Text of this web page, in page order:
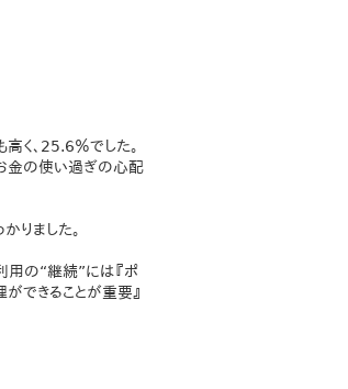
く、25.6％でした。
お金の使い過ぎの心配
りました。
用の“継続”には『ポ
できることが重要』